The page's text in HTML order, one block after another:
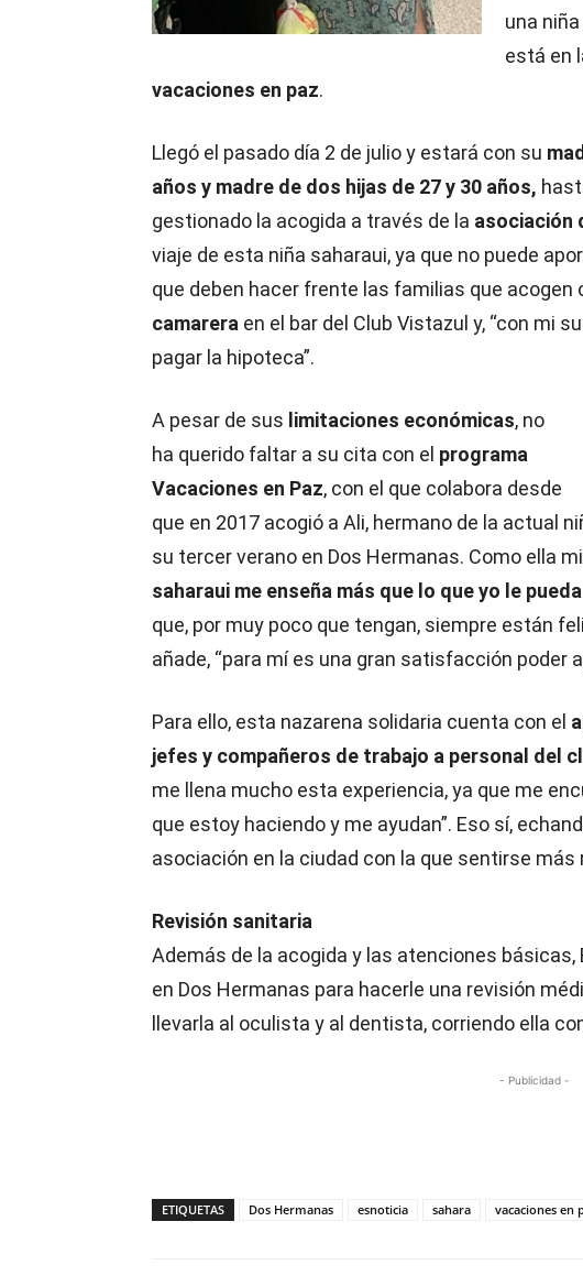
una
está en
vacaciones en paz.
Llegó el pasado día 2 de julio y estará con su
años y madre de dos hijas de 27 y 30 años,
gestionado la acogida a través de la asociación
viaje de esta niña saharaui, ya que no puede
que deben hacer frente las familias que acogen
camarera en el bar del Club Vistazul y, “con mi
pagar la hipoteca”.
A pesar de sus limitaciones económicas, no
ha querido faltar a su cita con el programa
Vacaciones en Paz, con el que colabora desde
que en 2017 acogió a Ali, hermano de la actual
su tercer verano en Dos Hermanas. Como ella
saharaui me enseña más que lo que yo le
que, por muy poco que tengan, siempre están
añade, “para mí es una gran satisfacción poder
Para ello, esta nazarena solidaria cuenta con el
jefes y compañeros de trabajo a personal del
me llena mucho esta experiencia, ya que me
que estoy haciendo y me ayudan”. Eso sí,
asociación en la ciudad con la que sentirse más
Revisión sanitaria
Además de la acogida y las atenciones
en Dos Hermanas para hacerle una revisión
llevarla al oculista y al dentista, corriendo ella
- Publicidad -
ETIQUETAS Dos Hermanas esnoticia sahara vacaciones en